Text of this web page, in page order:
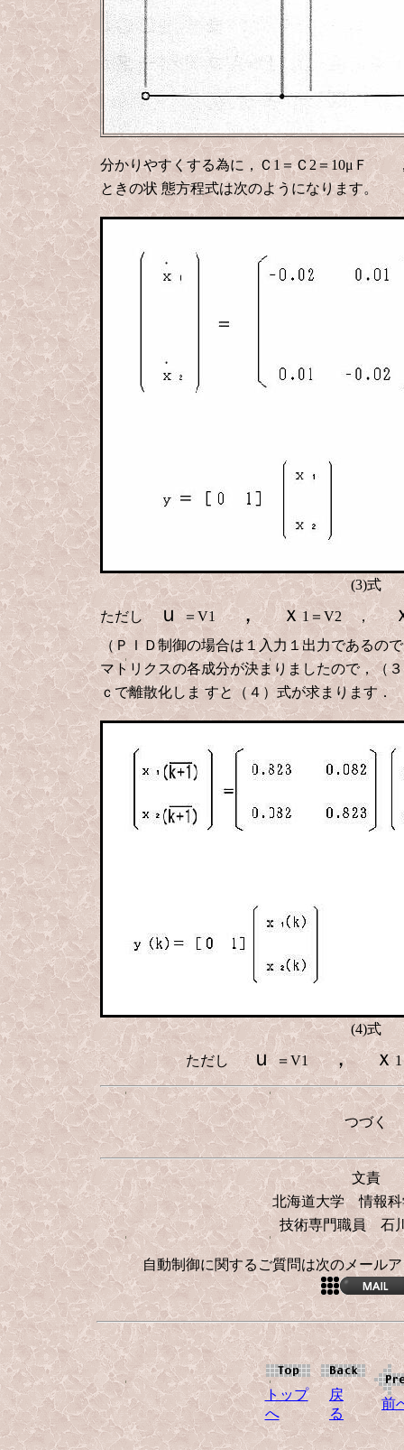
分かりやすくする為に，Ｃ1＝Ｃ2＝10μＦ
ときの状 態方程式は次のようになります。
(3)式
ただしｕ＝V1 ， ｘ1＝V2 ，
（ＰＩＤ制御の場合は１入力１出力であるの
マトリクスの各成分が決まりましたので，（
ｃで離散化しま すと（４）式が求まります．
(4)式
ただしｕ＝V1， ｘ
つづく
文責
北海道大学 情報科
技術専門職員 石
自動制御に関するご質問は次のメール
トップ
へ
戻
る
前